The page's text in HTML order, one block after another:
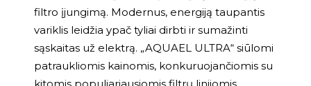
filtro įjungimą. Modernus, energiją taupantis
variklis leidžia ypač tyliai dirbti ir sumažinti
sąskaitas už elektrą. „AQUAEL ULTRA“ siūlomi
patraukliomis kainomis, konkuruojančiomis su